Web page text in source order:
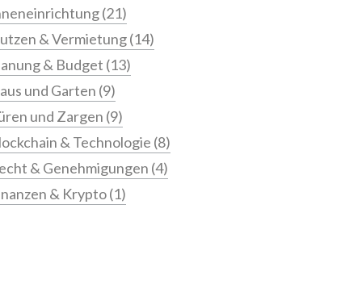
(21)
& Vermietung(14)
& Budget (13)
und Garten (9)
und Zargen (9)
& Technologie (8)
& Genehmigungen (4)
& Krypto(1)